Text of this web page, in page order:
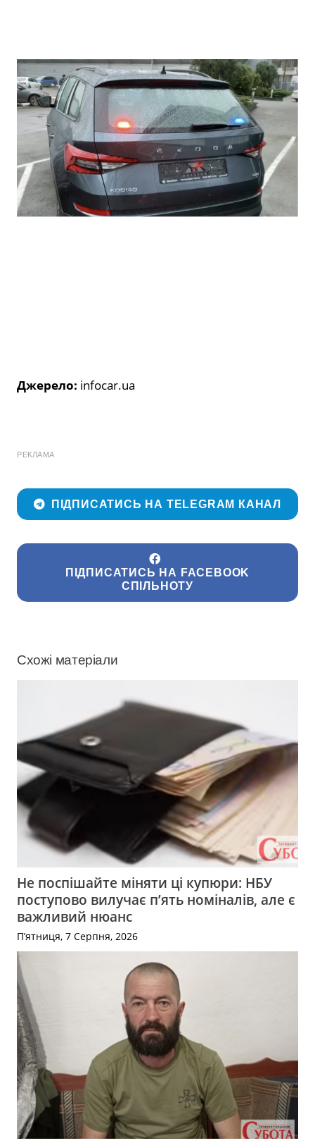
Джерело: infocar.ua
РЕКЛАМА
ПІДПИСАТИСЬ НА TELEGRAM КАНАЛ
ПІДПИСАТИСЬ НА FACEBOOK
СПІЛЬНОТУ
Схожі матеріали
Не поспішайте міняти ці купюри: НБУ
поступово вилучає п’ять номіналів, але є
важливий нюанс
П’ятниця, 7 Серпня, 2026